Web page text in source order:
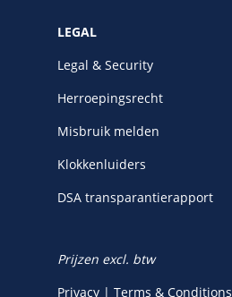
LEGAL
Legal & Security
Herroepingsrecht
Misbruik melden
Klokkenluiders
DSA transparantierapport
Prijzen excl. btw
Privacy | Terms & Conditions